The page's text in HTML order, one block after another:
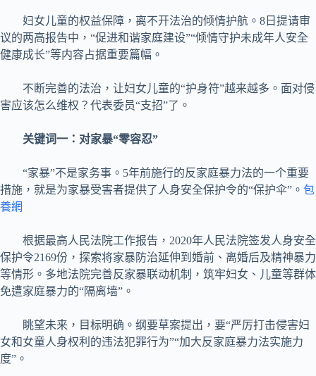
妇女儿童的权益保障，离不开法治的倾情护航。8日提请审
议的两高报告中，“促进和谐家庭建设”“倾情守护未成年人安全
健康成长”等内容占据重要篇幅。
不断完善的法治，让妇女儿童的“护身符”越来越多。面对侵
害应该怎么维权？代表委员“支招”了。
关键词一：对家暴“零容忍”
“家暴”不是家务事。5年前施行的反家庭暴力法的一个重要
措施，就是为家暴受害者提供了人身安全保护令的“保护伞”。 包
養網
根据最高人民法院工作报告，2020年人民法院签发人身安全
保护令2169份，探索将家暴防治延伸到婚前、离婚后及精神暴力
等情形。多地法院完善反家暴联动机制，筑牢妇女、儿童等群体
免遭家庭暴力的“隔离墙”。
眺望未来，目标明确。纲要草案提出，要“严厉打击侵害妇
女和女童人身权利的违法犯罪行为”“加大反家庭暴力法实施力
度”。